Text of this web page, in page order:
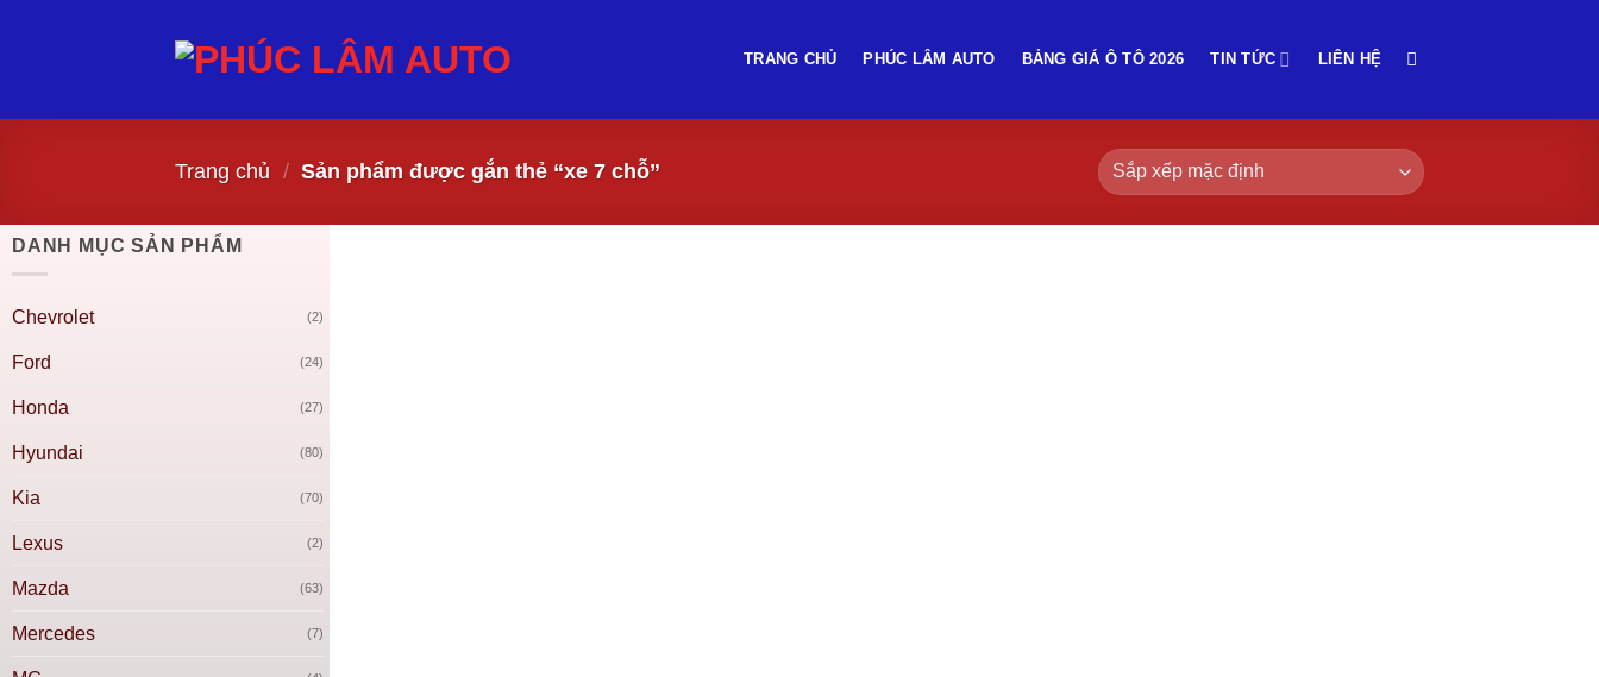
TRANG CHỦ PHÚC LÂM AUTO BẢNG GIÁ Ô TÔ 2026 TIN TỨC LIÊN HỆ
Trang chủ / Sản phẩm được gắn thẻ “xe 7 chỗ”
DANH MỤC SẢN PHẨM
Chevrolet (2)
Ford (24)
Honda (27)
Hyundai (80)
Kia (70)
Lexus (2)
Mazda (63)
Mercedes (7)